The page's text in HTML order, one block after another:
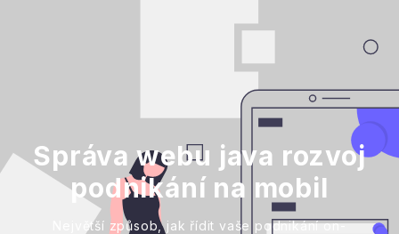
Správa webu java rozvoj
podnikání na mobil
Největší způsob, jak řídit vaše podnikání on-